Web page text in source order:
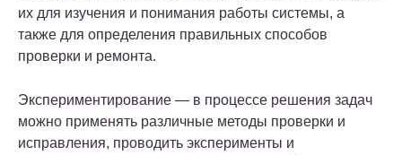
их для изучения и понимания работы системы, а
также для определения правильных способов
проверки и ремонта.
Экспериментирование — в процессе решения задач
можно применять различные методы проверки и
исправления, проводить эксперименты и